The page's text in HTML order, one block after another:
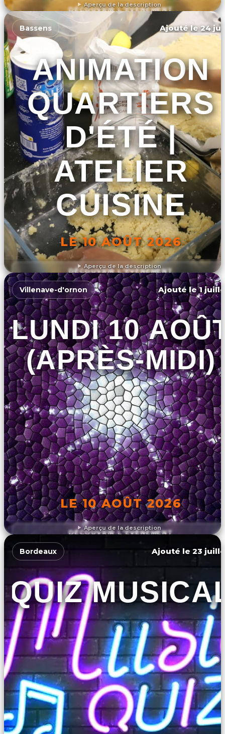
Aperçu de la description
DÉCOUVRIR L'ÉVÉNEMENT
Aperçu de la description
Bassens Ajouté le 24
ANIMATION
QUARTIERS
D'ÉTÉ |
ATELIER
CUISINE
LE 10 AOÛT 2026
DÉCOUVRIR L'ÉVÉNEMENT
Aperçu de la description
Villenave-d'ornon Ajouté le 1
LUNDI 10
(APRÈS-MIDI)
LE 10 AOÛT 2026
DÉCOUVRIR L'ÉVÉNEMENT
Bordeaux Ajouté le 23
QUIZ